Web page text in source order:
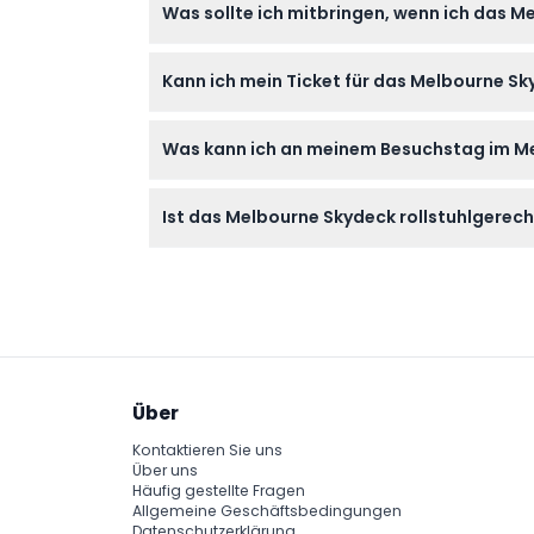
jedoch nicht geeignet für Schwangere,
Was sollte ich mitbringen, wenn ich das
atemberaubenden Stadtansichten zu
Kann ich mein Ticket für das Melbourne
Ihre Pläne endgültig sind, bevor Sie buchen.
Was kann ich an meinem Besuchstag im
Glaswürfel-Erfahrung ist wetterabhängig
Ist das Melbourne Skydeck
Über
Kontaktieren Sie uns
Über uns
Häufig gestellte Fragen
Allgemeine Geschäftsbedingungen